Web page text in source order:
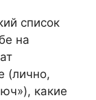
список
на
(лично,
какие